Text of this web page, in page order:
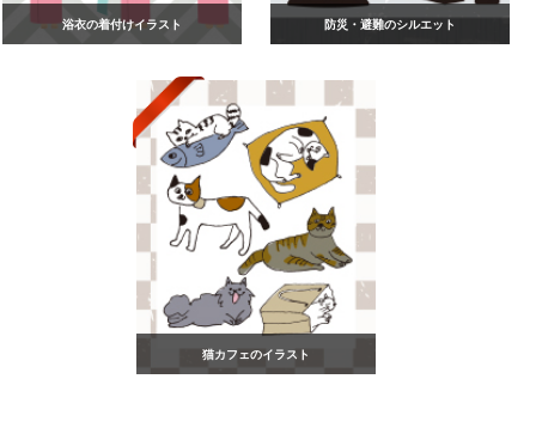
浴衣の着付けイラスト 防災・避難のシルエット
猫カフェのイラスト